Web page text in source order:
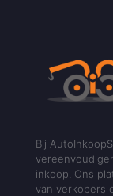
Bij
inkoop. Ons
van verkopers